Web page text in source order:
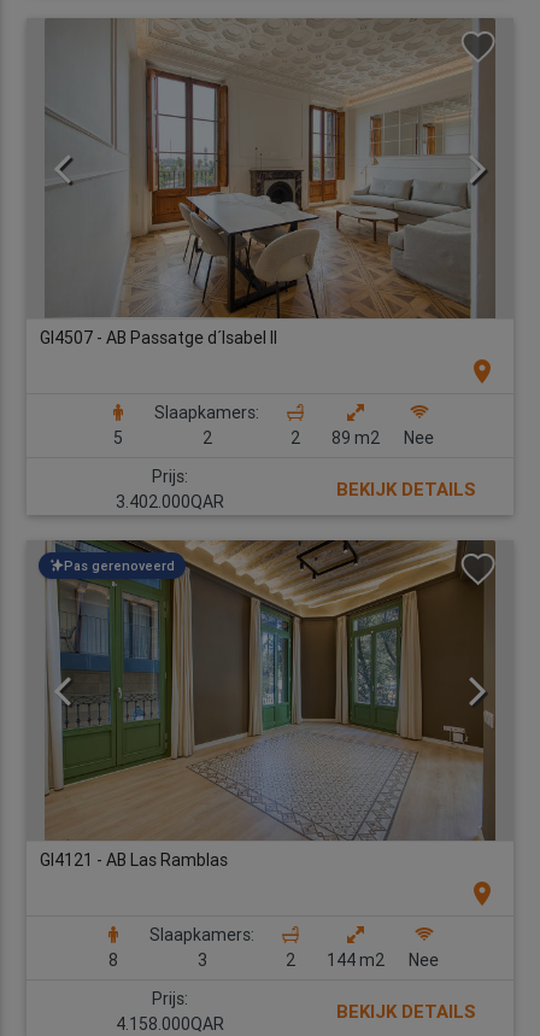
GI4507 - AB Passatge d´Isabel II
location_on
5
Slaapkamers:
2
2 89 m2
Nee
Prijs:
3.402.000QAR
BEKIJK DETAILS
Pas gerenoveerd
GI4121 - AB Las Ramblas
location_on
8
Slaapkamers:
3
2 144 m2
Nee
Prijs:
4.158.000QAR
BEKIJK DETAILS